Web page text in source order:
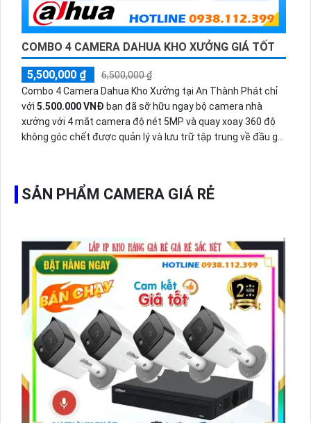
COMBO 4 CAMERA DAHUA KHO XƯỞNG GIÁ TỐT
5,500,000 ₫
6,500,000 ₫
Combo 4 Camera Dahua Kho Xưởng tại An Thành Phát chỉ
với 5.500.000 VNĐ bạn đã sỡ hữu ngay bộ camera nhà
xưởng với 4 mắt camera độ nét 5MP và quay xoay 360 độ
không góc chết được quản lý và lưu trữ tập trung về đầu ghi
SẢN PHẨM CAMERA GIÁ RẺ